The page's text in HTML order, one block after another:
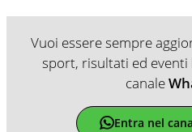
Vuoi essere sempre
sport, risultati ed eventi
canale
Entra nel